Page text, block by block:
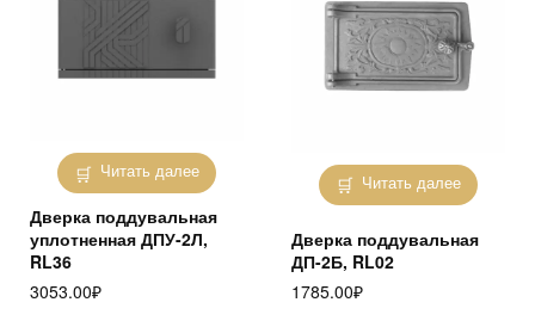
Читать далее
Дверка поддувальная
уплотненная ДПУ-2Л,
RL36
3053.00₽
Читать далее
Дверка поддувальная
ДП-2Б, RL02
1785.00₽